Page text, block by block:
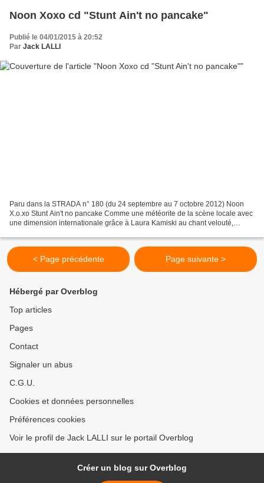
Noon Xoxo cd "Stunt Ain't no pancake"
Publié le 04/01/2015 à 20:52
Par Jack LALLI
Paru dans la STRADA n° 180 (du 24 septembre au 7 octobre 2012) Noon
X.o.xo Stunt Ain't no pancake Comme une météorite de la scène locale avec
une dimension internationale grâce à Laura Kamiski au chant velouté,
< Page précédente Page suivante >
Hébergé par Overblog
Top articles
Pages
Contact
Signaler un abus
C.G.U.
Cookies et données personnelles
Préférences cookies
Voir le profil de Jack LALLI sur le portail Overblog
Créer un blog sur Overblog